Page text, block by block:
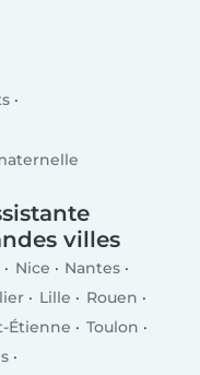
villes
Nice
Nantes
Lille
Rouen
Étienne
Toulon